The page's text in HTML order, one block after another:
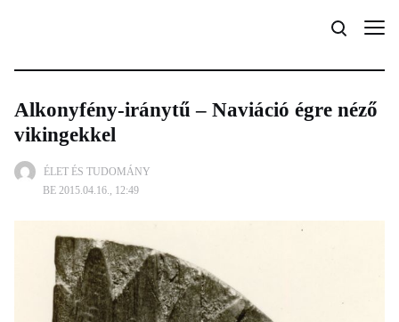
ÉLET ÉS TUDOMÁNY
BE 2015.04.16., 12:49
Alkonyfény-iránytű – Naviáció égre néző
vikingekkel